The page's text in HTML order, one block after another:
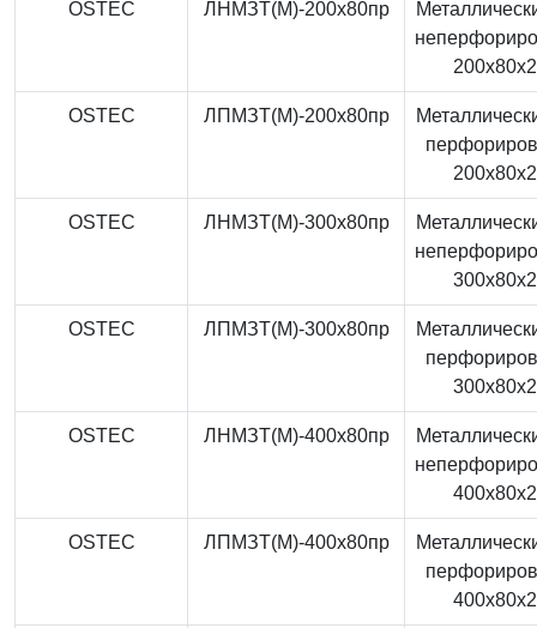
OSTEC ЛНМЗТ(М)-200x80пр
OSTEC ЛПМЗТ(М)-200x80пр
OSTEC ЛНМЗТ(М)-300x80пр
OSTEC ЛПМЗТ(М)-300x80пр
OSTEC ЛНМЗТ(М)-400x80пр
OSTEC ЛПМЗТ(М)-400x80пр